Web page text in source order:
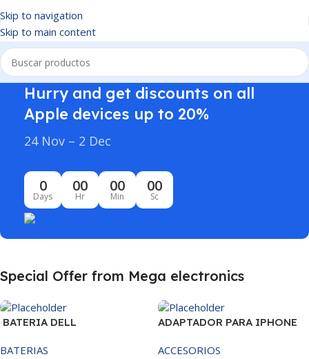
Skip to navigation
Skip to main content
Hurry and get discounts on all
Apple devices up to 20%
24 Nov – 2 Dec
0
Days
00
Hr
00
Min
00
Sc
Special Offer from Mega electronics
BATERIA DELL
3521/5421/3425 14.8V
BATERIAS
ADAPTADOR PARA IPHONE
ACCESORIOS